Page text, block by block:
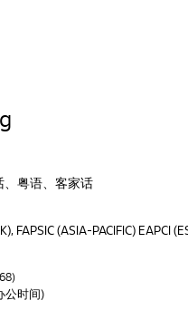
、粤语、客家话
FAPSIC (ASIA-PACIFIC) EAPCI
公时间)